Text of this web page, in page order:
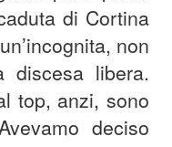
di Cortina
non
discesa libera.
top, anzi, sono
deciso